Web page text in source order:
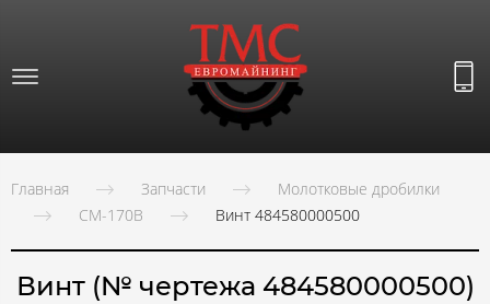
Главная Запчасти
Молотковые дробилки
СМ-170В
Винт 484580000500
Винт (№ чертежа 484580000500)